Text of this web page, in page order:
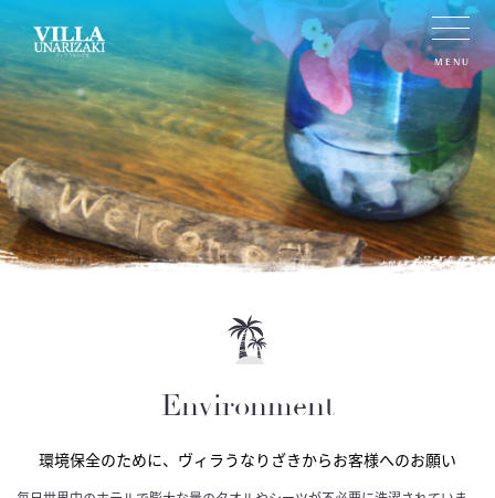
MENU
Environment
環境保全のために、ヴィラうなりざきからお客様へのお願い